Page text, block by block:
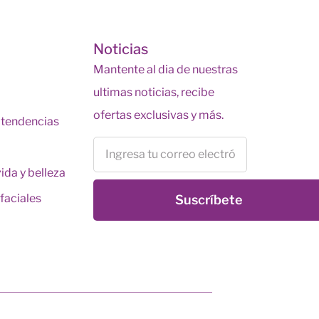
y belleza
Noticias
Mantente al dia de nuestras
ultimas noticias, recibe
ofertas exclusivas y más.
Suscríbete